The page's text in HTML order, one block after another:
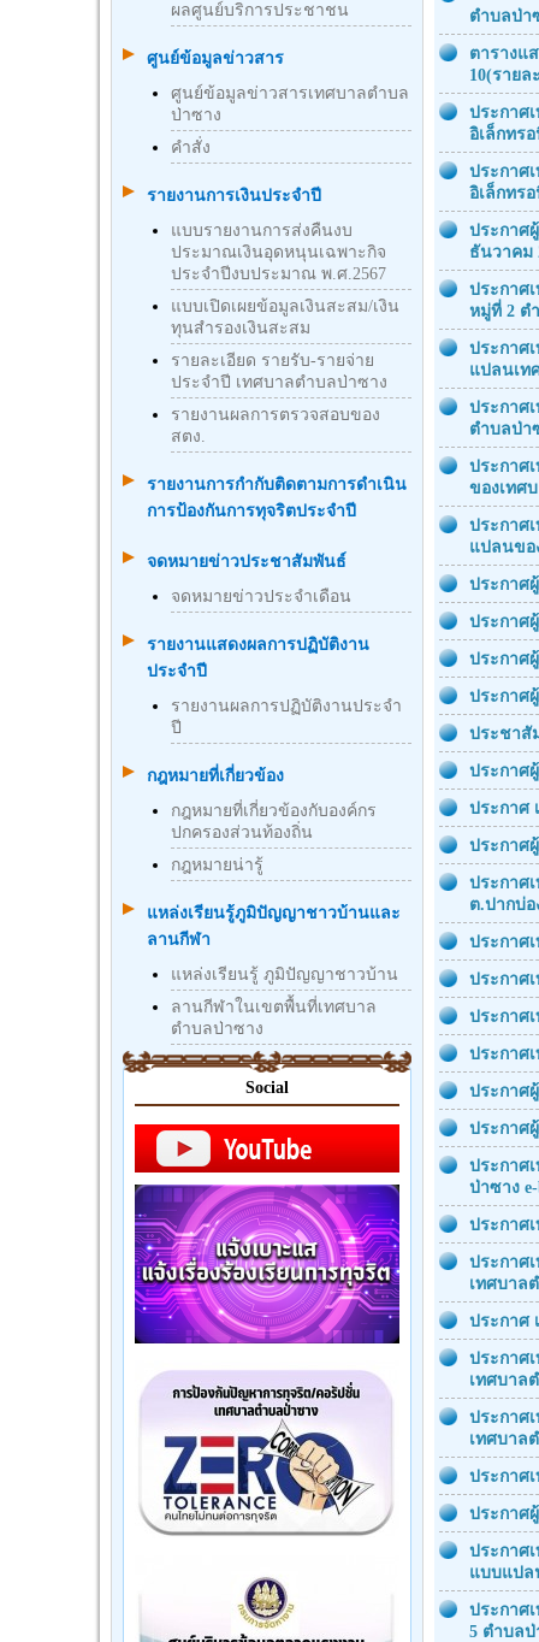
ผลศูนย์บริการประชาชน
ศูนย์ข้อมูลข่าวสาร
ศูนย์ข้อมูลข่าวสารเทศบาลตำบล
ป่าซาง
คำสั่ง
รายงานการเงินประจำปี
แบบรายงานการส่งคืนงบ
ประมาณเงินอุดหนุนเฉพาะกิจ
ประจำปีงบประมาณ พ.ศ.2567
แบบเปิดเผยข้อมูลเงินสะสม/เงิน
ทุนสำรองเงินสะสม
รายละเอียด รายรับ-รายจ่าย
ประจำปี เทศบาลตำบลป่าซาง
รายงานผลการตรวจสอบของ
สตง.
รายงานการกำกับติดตามการดำเนิน
การป้องกันการทุจริตประจำปี
จดหมายข่าวประชาสัมพันธ์
จดหมายข่าวประจำเดือน
รายงานแสดงผลการปฏิบัติงาน
ประจำปี
รายงานผลการปฏิบัติงานประจำ
ปี
กฎหมายที่เกี่ยวข้อง
กฎหมายที่เกี่ยวข้องกับองค์กร
ปกครองส่วนท้องถิ่น
กฎหมายน่ารู้
แหล่งเรียนรู้ภูมิปัญญาชาวบ้านและ
ลานกีฬา
แหล่งเรียนรู้ ภูมิปัญญาชาวบ้าน
ลานกีฬาในเขตพื้นที่เทศบาล
ตำบลป่าซาง
Social
ตำบลป่า
ตารางแ
10(รายล
ประกาศ
อิเล็กทร
ประกาศ
อิเล็กทร
ประกาศ
ธันวาคม
ประกาศ
หมู่ที่ 2 ต
ประกาศ
แปลนเท
ประกาศ
ตำบลป่า
ประกาศ
ของเทศ
ประกาศ
แปลนขอ
ประกาศ
ประกาศ
ประกาศ
ประกาศ
ประชาสั
ประกาศ
ประกาศ
ประกาศ
ประกาศ
ต.ปากบ่อ
ประกาศ
ประกาศ
ประกาศ
ประกาศ
ประกาศ
ประกาศ
ประกาศ
ป่าซาง
ประกาศ
ประกาศ
เทศบาล
ประกาศ
ประกาศ
เทศบาล
ประกาศ
เทศบาล
ประกาศ
ประกาศ
ประกาศ
แบบแปล
ประกาศ
5 ตำบลป่